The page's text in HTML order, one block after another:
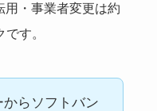
・事業者変更は約
す。
らソフトバン